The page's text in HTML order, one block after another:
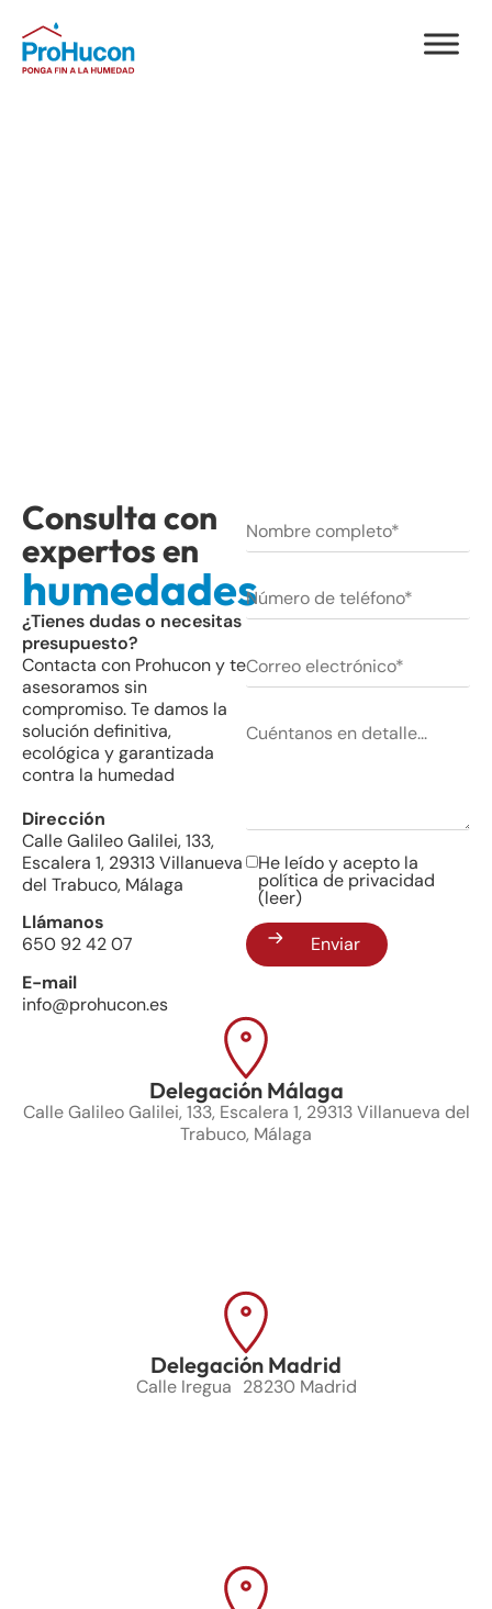
Consulta con
expertos en
humedades
¿Tienes dudas o necesitas
presupuesto?
Contacta con Prohucon y te
asesoramos sin
compromiso. Te damos la
solución definitiva,
ecológica y garantizada
contra la humedad
Dirección
Calle Galileo Galilei, 133,
Escalera 1, 29313 Villanueva
del Trabuco, Málaga
Llámanos
650 92 42 07
E-mail
info@prohucon.es
He leído y acepto la
política de privacidad
(leer)
Enviar
Delegación Málaga
Calle Galileo Galilei, 133, Escalera 1, 29313 Villanueva del
Trabuco, Málaga
Delegación Madrid
Calle Iregua 28230 Madrid